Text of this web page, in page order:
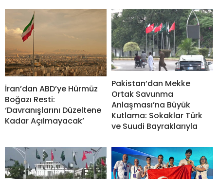
İran’dan ABD’ye Hürmüz
Boğazı Resti:
‘Davranışlarını Düzeltene
Kadar Açılmayacak’
Pakistan’dan Mekke
Ortak Savunma
Anlaşması’na Büyük
Kutlama: Sokaklar Türk
ve Suudi Bayraklarıyla